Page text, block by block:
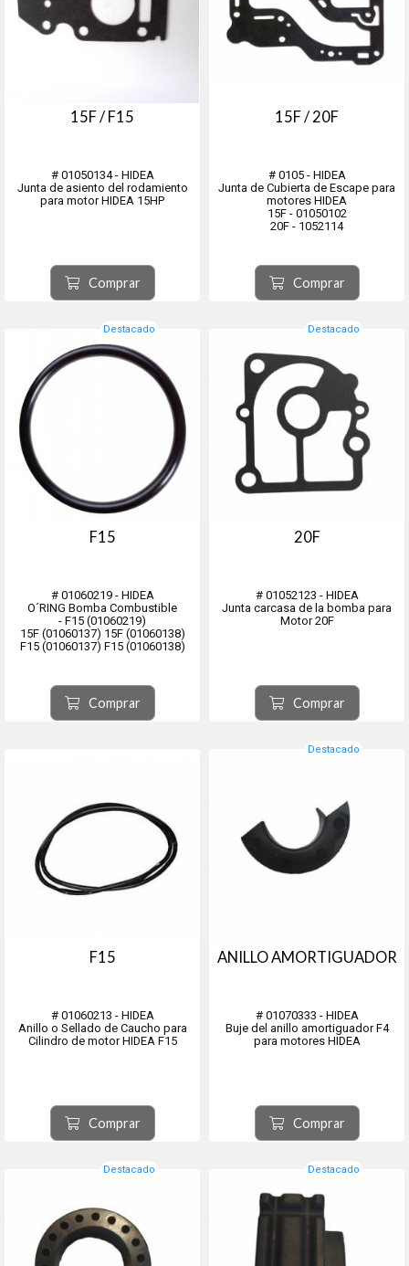
15F / F15
# 01050134 - HIDEA
Junta de asiento del rodamiento
para motor HIDEA 15HP
Comprar
15F / 20F
# 0105 - HIDEA
Junta de Cubierta de Escape para
motores HIDEA
15F - 01050102
20F - 1052114
Comprar
Destacado
F15
# 01060219 - HIDEA
O´RING Bomba Combustible
- F15 (01060219)
15F (01060137) 15F (01060138)
F15 (01060137) F15 (01060138)
Comprar
Destacado
20F
# 01052123 - HIDEA
Junta carcasa de la bomba para
Motor 20F
Comprar
F15
# 01060213 - HIDEA
Anillo o Sellado de Caucho para
Cilindro de motor HIDEA F15
Comprar
Destacado
ANILLO AMORTIGUADOR
# 01070333 - HIDEA
Buje del anillo amortiguador F4
para motores HIDEA
Comprar
Destacado Destacado